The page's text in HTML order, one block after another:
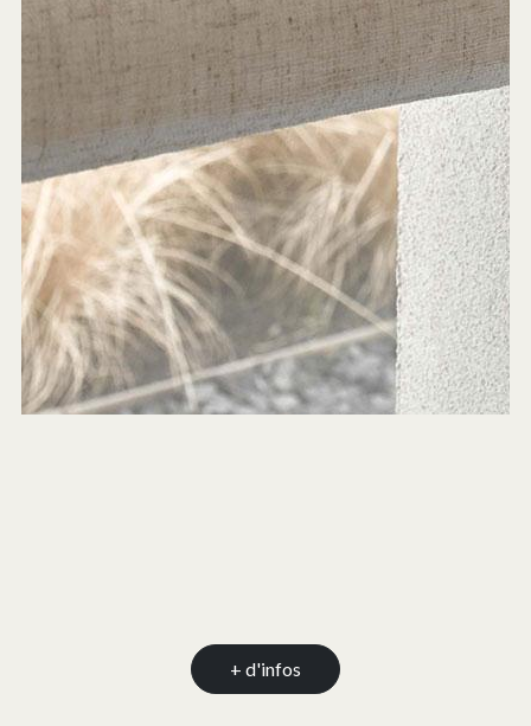
+ d'infos